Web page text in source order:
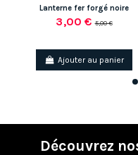
Lanterne fer forgé noire
3,00 €5,00 €
Ajouter au panier
Découvrez